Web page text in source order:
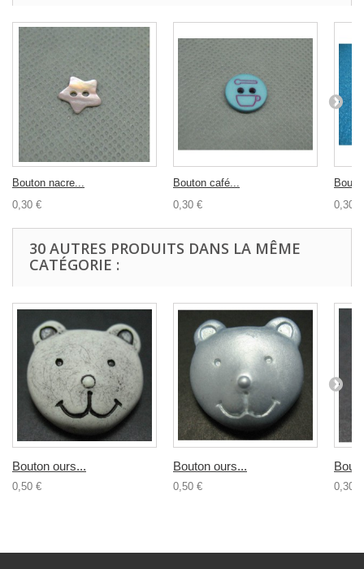
Bouton nacre...
0,30 €
Bouton café...
0,30 €
0,30 €
30 AUTRES PRODUITS DANS LA MÊME
CATÉGORIE :
Bouton ours...
0,50 €
Bouton ours...
0,50 € 0,30 €